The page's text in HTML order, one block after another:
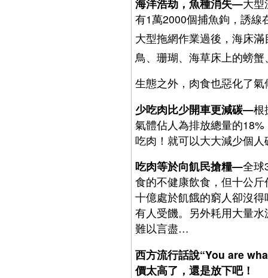
海洋浩劫，魚種消失—大型
有1萬2000個捕魚鉤，誘線
大型拖網作業過後，海床
鳥、珊瑚、海草床上的螃
生態之外，肉食也惡化了
少吃肉比少開車更減碳—根
氣體佔人為排放總量的
吃肉！就可以大大減少個
吃肉等於向飢民搶糧—全球
食的不健康飲食，但十公
十億處於飢餓的窮人卻沒
有人受饑。另外耗用大量
難以言盡…
西方流行話說“You are
價太高了，還是放下吧！